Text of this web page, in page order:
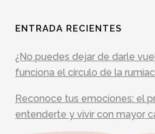
ENTRADA RECIENTES
¿No puedes dejar de darle
funciona el círculo de la
Reconoce tus emociones: el
entenderte y vivir con mayor